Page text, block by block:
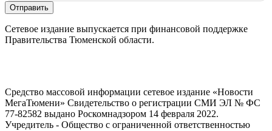
Отправить
Сетевое издание выпускается при финансовой поддержке
Правительства Тюменской области.
Средство массовой информации сетевое издание «Новости
МегаТюмени» Свидетельство о регистрации СМИ ЭЛ № ФС
77-82582 выдано Роскомнадзором 14 февраля 2022.
Учредитель - Общество с ограниченной ответственностью